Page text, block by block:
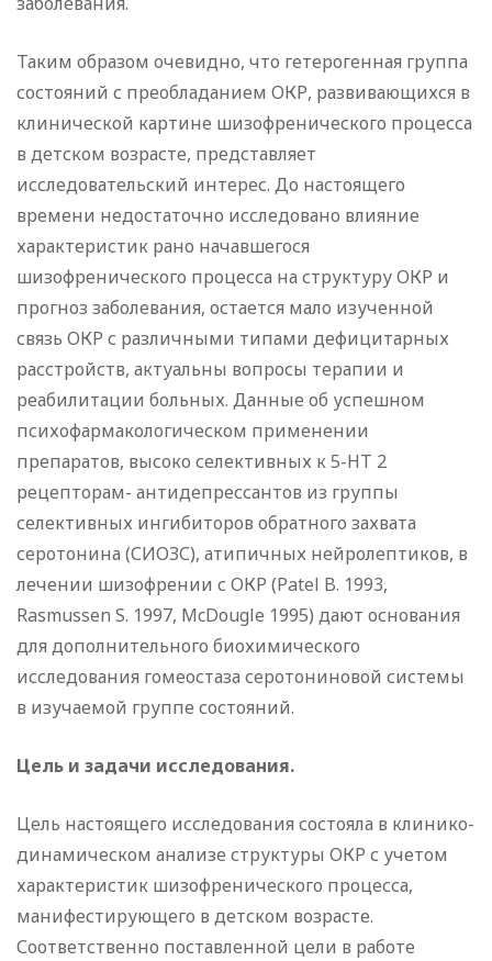
Таким образом очевидно, что гетерогенная группа
состояний с преобладанием ОКР, развивающихся в
клинической картине шизофренического процесса
в детском возрасте, представляет
исследовательский интерес. До настоящего
времени недостаточно исследовано влияние
характеристик рано начавшегося
шизофренического процесса на структуру ОКР и
прогноз заболевания, остается мало изученной
связь ОКР с различными типами дефицитарных
расстройств, актуальны вопросы терапии и
реабилитации больных. Данные об успешном
психофармакологическом применении
препаратов, высоко селективных к 5-НТ 2
рецепторам- антидепрессантов из группы
селективных ингибиторов обратного захвата
серотонина (СИОЗС), атипичных нейролептиков, в
лечении шизофрении с ОКР (Patel B. 1993,
Rasmussen S. 1997, McDougle 1995) дают основания
для дополнительного биохимического
исследования гомеостаза серотониновой системы
в изучаемой группе состояний.
Цель и задачи исследования.
Цель настоящего исследования состояла в клинико-
динамическом анализе структуры ОКР с учетом
характеристик шизофренического процесса,
манифестирующего в детском возрасте.
Соответственно поставленной цели в работе